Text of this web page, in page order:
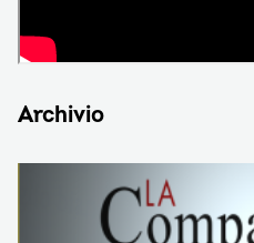
Archivio